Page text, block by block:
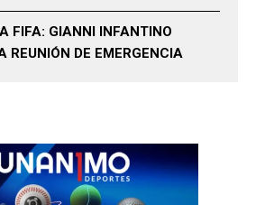
FIFA: GIANNI INFANTINO
REUNIÓN DE EMERGENCIA